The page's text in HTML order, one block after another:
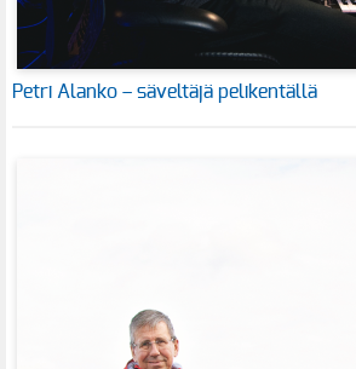
Petri Alanko – säveltäjä pelikentällä